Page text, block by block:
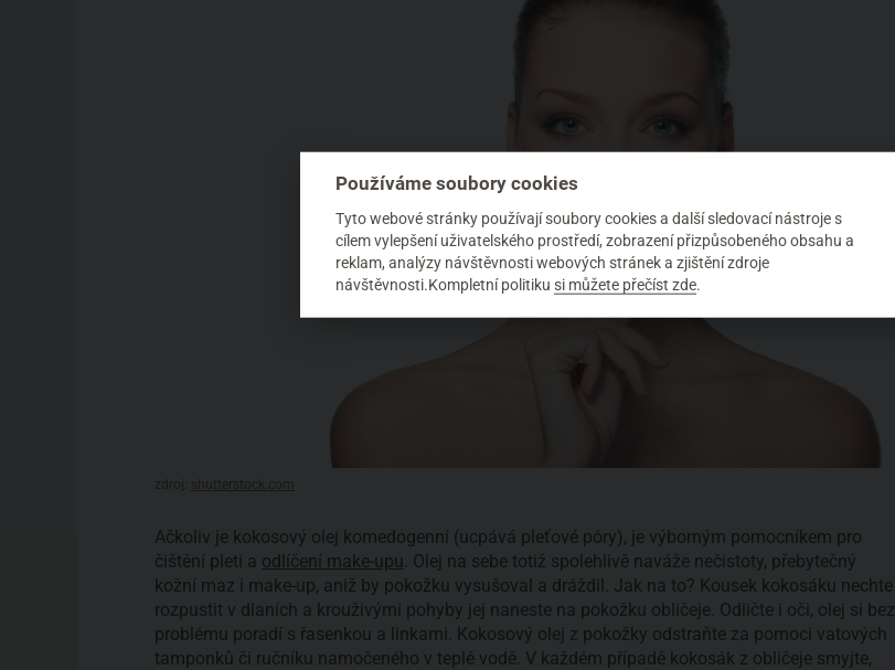
Ačkoliv je kokosový olej komedogenní (ucpává pleťové póry), je výborným pomocníkem pro
čištění pleti a odlíčení make-upu . Olej na sebe totiž spolehlivě naváže nečistoty, přebytečný
kožní maz i make-up, aniž by pokožku vysušoval a dráždil. Jak na to? Kousek kokosáku nechte
rozpustit v dlaních a krouživými pohyby jej naneste na pokožku obličeje. Odličte i oči, olej si bez
problému poradí s řasenkou a linkami. Kokosový olej z pokožky odstraňte za pomoci vatových
tamponků či ručníku namočeného v teplé vodě. V každém případě kokosák z obličeje smyjte,
Používáme soubory cookies
Tyto webové stránky používají soubory cookies a další sledovací nástroje s
cílem vylepšení uživatelského prostředí, zobrazení přizpůsobeného obsahu a
reklam, analýzy návštěvnosti webových stránek a zjištění zdroje
návštěvnosti.Kompletní politiku si můžete přečíst zde.